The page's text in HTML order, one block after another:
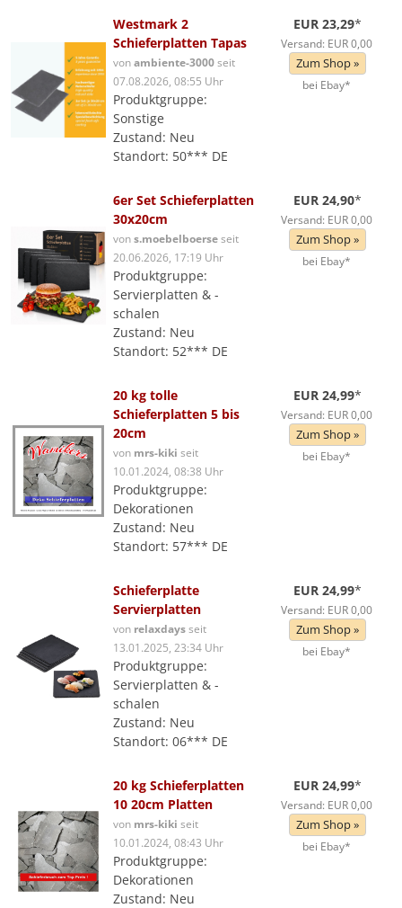
Westmark 2
Schieferplatten Tapas
vonambiente-3000seit
07.08.2026, 08:55 Uhr
Produktgruppe:
Sonstige
Zustand: Neu
Standort: 50*** DE
EUR 23,29*
Versand: EUR 0,00
Zum Shop »
bei Ebay*
6er Set Schieferplatten
30x20cm
vons.moebelboerseseit
20.06.2026, 17:19 Uhr
Produktgruppe:
Servierplatten & -
schalen
Zustand: Neu
Standort: 52*** DE
EUR 24,90*
Versand: EUR 0,00
Zum Shop »
bei Ebay*
20 kg tolle
Schieferplatten 5 bis
20cm
von mrs-kiki seit
10.01.2024, 08:38 Uhr
Produktgruppe:
Dekorationen
Zustand: Neu
Standort: 57*** DE
EUR 24,99*
Versand: EUR 0,00
Zum Shop »
bei Ebay*
Schieferplatte
Servierplatten
von relaxdaysseit
13.01.2025, 23:34 Uhr
Produktgruppe:
Servierplatten & -
schalen
Zustand: Neu
Standort: 06*** DE
EUR 24,99*
Versand: EUR 0,00
Zum Shop »
bei Ebay*
20 kg Schieferplatten
10 20cm Platten
von mrs-kiki seit
10.01.2024, 08:43 Uhr
Produktgruppe:
Dekorationen
Zustand: Neu
EUR 24,99*
Versand: EUR 0,00
Zum Shop »
bei Ebay*